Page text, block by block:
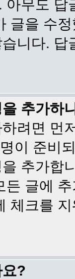
아무도
글을 수
니다.
추가하
려면 먼
이 준비
추가합
든 글에
체크를
?